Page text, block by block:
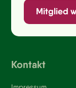
Mitglied
Kontakt